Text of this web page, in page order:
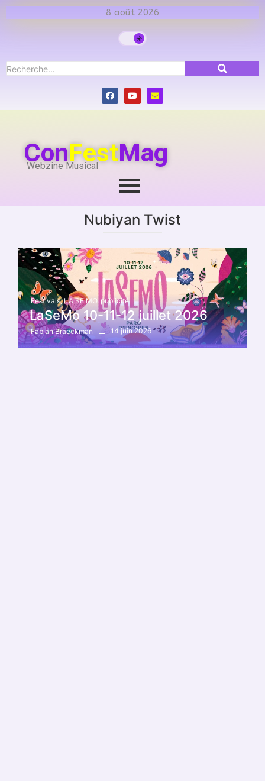
8 août 2026
ConFestMag
Webzine Musical
Nubiyan Twist
Festivals, LA SE MO, publicité
LaSeMo 10-11-12 juillet 2026
Fabian Braeckman 14 juin 2026